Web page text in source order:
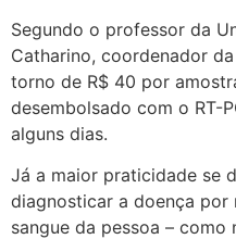
Segundo o professor da
Catharino, coordenador
torno de R$ 40 por
desembolsado com o RT-
alguns dias.
Já a maior praticidade se
diagnosticar a doença por
sangue da pessoa –